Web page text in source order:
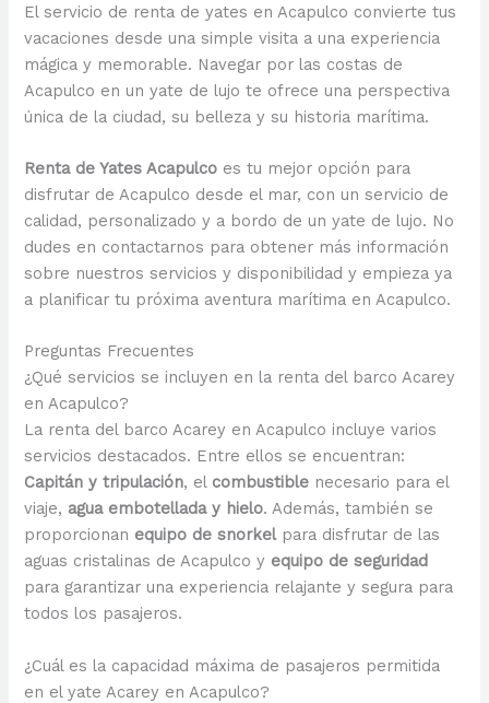
El servicio de renta de yates en Acapulco convierte tus
vacaciones desde una simple visita a una experiencia
mágica y memorable. Navegar por las costas de
Acapulco en un yate de lujo te ofrece una perspectiva
única de la ciudad, su belleza y su historia marítima.
Renta de Yates Acapulco es tu mejor opción para
disfrutar de Acapulco desde el mar, con un servicio de
calidad, personalizado y a bordo de un yate de lujo. No
dudes en contactarnos para obtener más información
sobre nuestros servicios y disponibilidad y empieza ya
a planificar tu próxima aventura marítima en Acapulco.
Preguntas Frecuentes
¿Qué servicios se incluyen en la renta del barco Acarey
en Acapulco?
La renta del barco Acarey en Acapulco incluye varios
servicios destacados. Entre ellos se encuentran:
Capitán y tripulación, el combustible necesario para el
viaje, agua embotellada y hielo. Además, también se
proporcionan equipo de snorkelpara disfrutar de las
aguas cristalinas de Acapulco y equipo de seguridad
para garantizar una experiencia relajante y segura para
todos los pasajeros.
¿Cuál es la capacidad máxima de pasajeros permitida
en el yate Acarey en Acapulco?